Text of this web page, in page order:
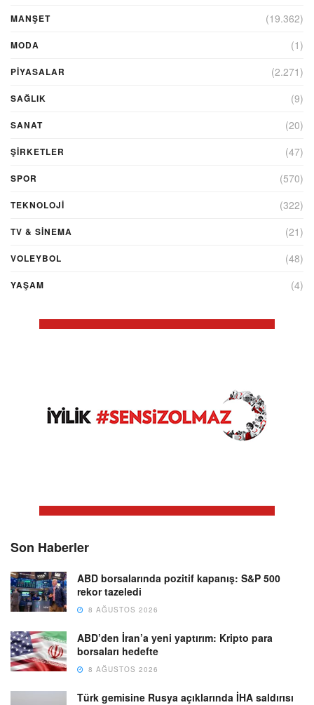
MANŞET (19.362)
MODA (1)
PİYASALAR (2.271)
SAĞLIK (9)
SANAT (20)
ŞIRKETLER (47)
SPOR (570)
TEKNOLOJİ (322)
TV & SINEMA (21)
VOLEYBOL (48)
YAŞAM (4)
Son Haberler
ABD borsalarında pozitif kapanış: S&P 500
rekor tazeledi
8 AĞUSTOS 2026
ABD’den İran’a yeni yaptırım: Kripto para
borsaları hedefte
8 AĞUSTOS 2026
Türk gemisine Rusya açıklarında İHA saldırısı